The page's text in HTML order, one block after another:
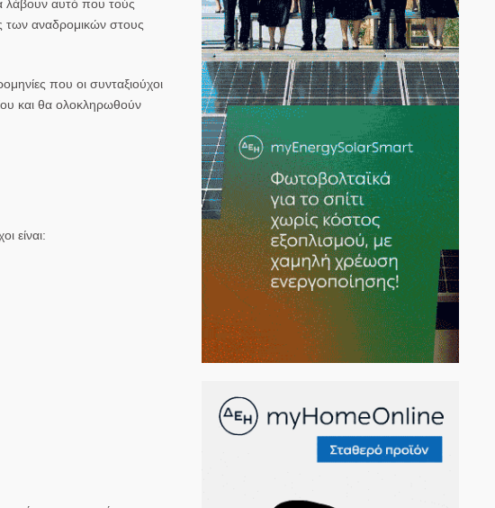
λάβουν αυτό που τούς
των αναδρομικών στους
που οι συνταξιούχοι
και θα ολοκληρωθούν
είναι: